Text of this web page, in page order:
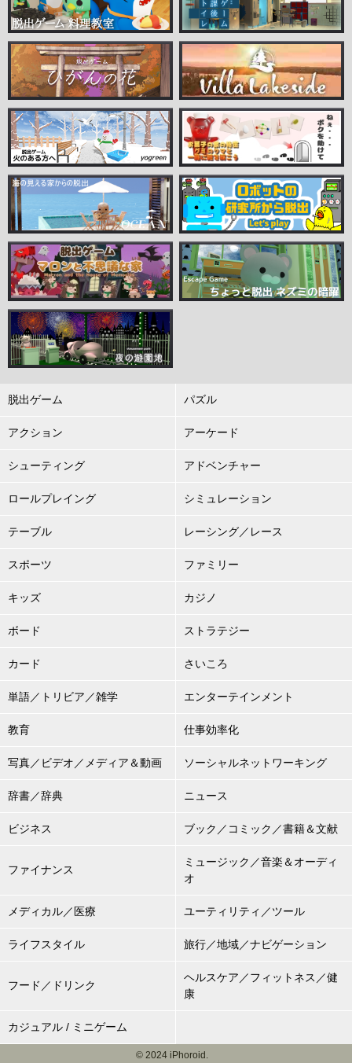
脱出ゲーム パズル
アクション アーケード
シューティング アドベンチャー
ロールプレイング シミュレーション
テーブル レーシング／レース
スポーツ ファミリー
キッズ カジノ
ボード ストラテジー
カード さいころ
単語／トリビア／雑学 エンターテインメント
教育 仕事効率化
写真／ビデオ／メディア＆動画 ソーシャルネットワーキング
辞書／辞典 ニュース
ビジネス ブック／コミック／書籍＆文献
ファイナンス
ミュージック／音楽＆オーディ
オ
メディカル／医療 ユーティリティ／ツール
ライフスタイル 旅行／地域／ナビゲーション
フード／ドリンク
ヘルスケア／フィットネス／健
康
カジュアル / ミニゲーム
© 2024 iPhoroid.